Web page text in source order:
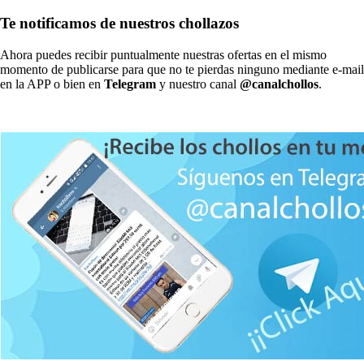
Te notificamos de nuestros chollazos
Ahora puedes recibir puntualmente nuestras ofertas en el mismo
momento de publicarse para que no te pierdas ninguno mediante e-mail
en la APP o bien en Telegram y nuestro canal @canalchollos.